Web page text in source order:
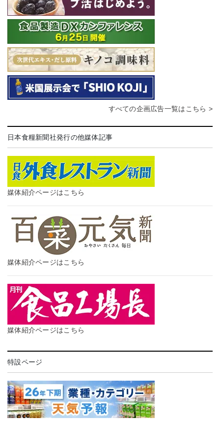
すべての企画広告一覧はこちら >
日本食糧新聞社発行の他媒体記事
媒体紹介ページはこちら
媒体紹介ページはこちら
媒体紹介ページはこちら
特設ページ